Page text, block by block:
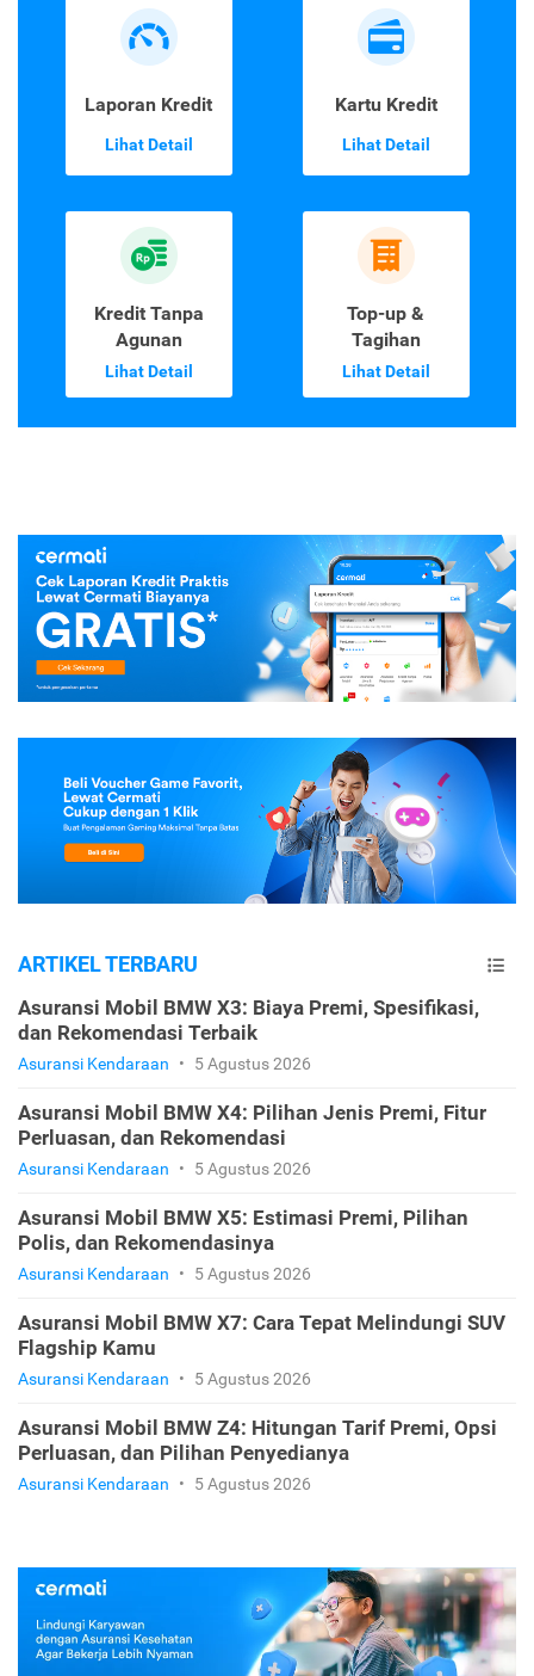
Laporan Kredit
Lihat Detail
Kartu Kredit
Lihat Detail
Kredit Tanpa
Agunan
Lihat Detail
Top-up &
Tagihan
Lihat Detail
ARTIKEL TERBARU
Asuransi Mobil BMW X3: Biaya Premi, Spesifikasi,
dan Rekomendasi Terbaik
Asuransi Kendaraan • 5 Agustus 2026
Asuransi Mobil BMW X4: Pilihan Jenis Premi, Fitur
Perluasan, dan Rekomendasi
Asuransi Kendaraan • 5 Agustus 2026
Asuransi Mobil BMW X5: Estimasi Premi, Pilihan
Polis, dan Rekomendasinya
Asuransi Kendaraan • 5 Agustus 2026
Asuransi Mobil BMW X7: Cara Tepat Melindungi SUV
Flagship Kamu
Asuransi Kendaraan • 5 Agustus 2026
Asuransi Mobil BMW Z4: Hitungan Tarif Premi, Opsi
Perluasan, dan Pilihan Penyedianya
Asuransi Kendaraan • 5 Agustus 2026